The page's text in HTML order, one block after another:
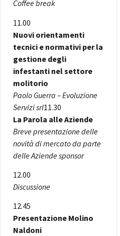
Coffee break
11.00
Nuovi orientamenti
tecnici e normativi per la
gestione degli
infestanti nel settore
molitorio
Paolo Guerra – Evoluzione
Servizi srl11.30
La Parola alle Aziende
Breve presentazione delle
novità di mercato da parte
delle Aziende sponsor
12.00
Discussione
12.45
Presentazione Molino
Naldoni